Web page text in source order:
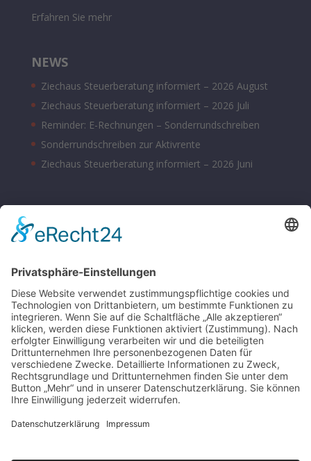
Erfahren Sie mehr
NEWS
Ziechaus Steuerberatung informiert – 2026 August
Ziechaus Steuerberatung informiert – 2026 Juli
Reminder: E-Rechnungen – Sonderrundschreiben
Sonderrundschreiben zur Aktivrente
Ziechaus Steuerberatung informiert – 2026 Juni
Montag – Donnerstag 08:00 – 17:00 Uhr
Samstag nach Vereinbarung
Parkplätze sind hinter dem Bürohaus vorhanden.
SONSTIGE
Kontakt
Schlagworte-Übersicht
Impressum
Datenschutz